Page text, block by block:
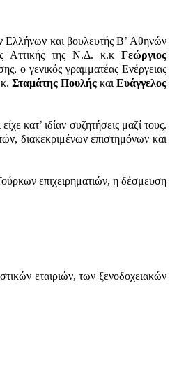
Ελλήνων και βουλευτής Βʼ Αθηνών
Αττικής της Ν.Δ. κ.κΓεώργιος
o γενικός γραμματέας Ενέργειας
Σταμάτης ΠουλήςκαιΕυάγγελος
κατ’ ιδίαν συζητήσεις μαζί τους.
διακεκριμένων επιστημόνων και
επιχειρηματιών, η δέσμευση
εταιριών, των ξενοδοχειακών